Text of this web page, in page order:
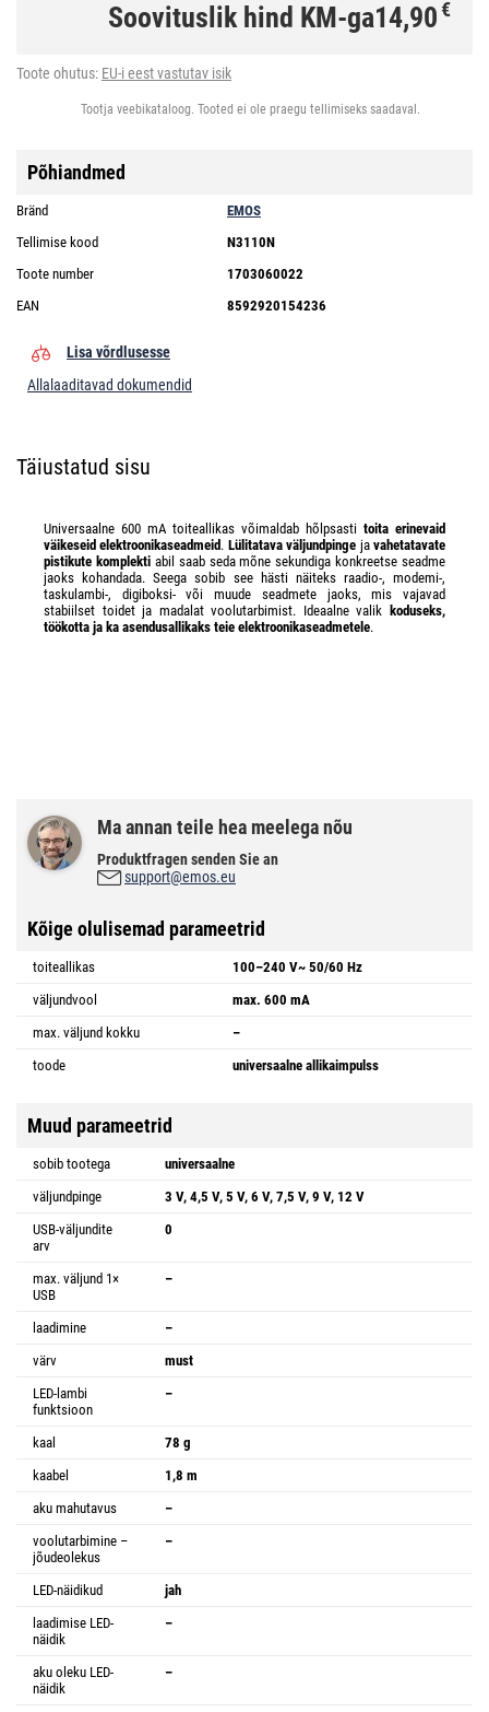
Soovituslik hind KM-ga14,90€
Toote ohutus: EU-i eest vastutav isik
Tootja veebikataloog. Tooted ei ole praegu tellimiseks saadaval.
Põhiandmed
Bränd
EMOS
Tellimise kood
N3110N
Toote number
1703060022
EAN
8592920154236
Lisa võrdlusesse
Allalaaditavad dokumendid
Täiustatud sisu
Universaalne 600 mA toiteallikas võimaldab hõlpsasti toita erinevaid
väikeseid elektroonikaseadmeid . Lülitatava väljundpinge javahetatavate
pistikute komplekti abil saab seda mõne sekundiga konkreetse seadme
jaoks kohandada. Seega sobib see hästi näiteks raadio-, modemi-,
taskulambi-, digiboksi- või muude seadmete jaoks, mis vajavad
stabiilset toidet ja madalat voolutarbimist. Ideaalne valik koduseks,
töökotta ja ka asendusallikaks teie elektroonikaseadmetele.
Ma annan teile hea meelega nõu
Produktfragen senden Sie an
support@emos.eu
Kõige olulisemad parameetrid
toiteallikas
100–240 V~ 50/60 Hz
väljundvool
max. 600 mA
max. väljund kokku
–
toode
universaalne allikaimpulss
Muud parameetrid
sobib tootega
universaalne
väljundpinge
3 V, 4,5 V, 5 V, 6 V, 7,5 V, 9 V, 12 V
USB-väljundite
arv
0
max. väljund 1×
USB
–
laadimine
–
värv
must
LED-lambi
funktsioon
–
kaal
78 g
kaabel
1,8 m
aku mahutavus
–
voolutarbimine –
jõudeolekus
–
LED-näidikud
jah
laadimise LED-
näidik
–
aku oleku LED-
näidik
–